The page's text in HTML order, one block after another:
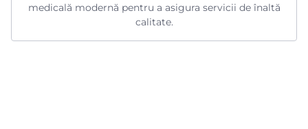
medicală modernă pentru a asigura servicii de înaltă
calitate.